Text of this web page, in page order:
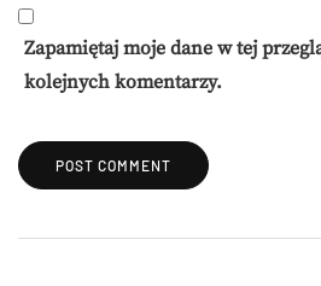
Zapamiętaj moje dane w tej
kolejnych komentarzy.